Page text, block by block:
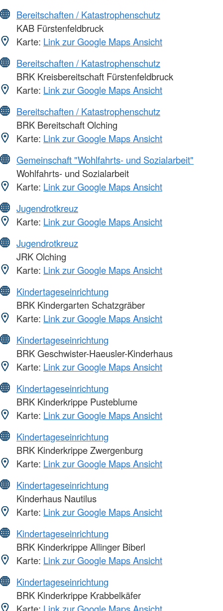
Bereitschaften / Katastrophenschutz
KAB Fürstenfeldbruck
Karte: Link zur Google Maps Ansicht
Bereitschaften / Katastrophenschutz
BRK Kreisbereitschaft Fürstenfeldbruck
Karte: Link zur Google Maps Ansicht
Bereitschaften / Katastrophenschutz
BRK Bereitschaft Olching
Karte: Link zur Google Maps Ansicht
Gemeinschaft "Wohlfahrts- und Sozialarbeit"
Wohlfahrts- und Sozialarbeit
Karte: Link zur Google Maps Ansicht
Jugendrotkreuz
Karte: Link zur Google Maps Ansicht
Jugendrotkreuz
JRK Olching
Karte: Link zur Google Maps Ansicht
Kindertageseinrichtung
BRK Kindergarten Schatzgräber
Karte: Link zur Google Maps Ansicht
Kindertageseinrichtung
BRK Geschwister-Haeusler-Kinderhaus
Karte: Link zur Google Maps Ansicht
Kindertageseinrichtung
BRK Kinderkrippe Pusteblume
Karte: Link zur Google Maps Ansicht
Kindertageseinrichtung
BRK Kinderkrippe Zwergenburg
Karte: Link zur Google Maps Ansicht
Kindertageseinrichtung
Kinderhaus Nautilus
Karte: Link zur Google Maps Ansicht
Kindertageseinrichtung
BRK Kinderkrippe Allinger Biberl
Karte: Link zur Google Maps Ansicht
Kindertageseinrichtung
BRK Kinderkrippe Krabbelkäfer
Karte: Link zur Google Maps Ansicht